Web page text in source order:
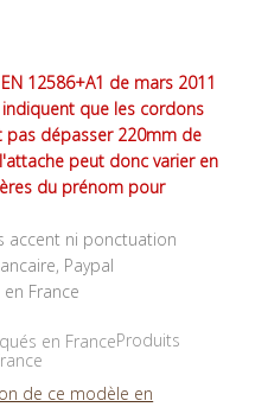
12586+A1 de mars 2011
que les cordons
dépasser 220mm de
peut donc varier en
du prénom pour
accent ni ponctuation
Paypal
France
Produits
de ce modèle en